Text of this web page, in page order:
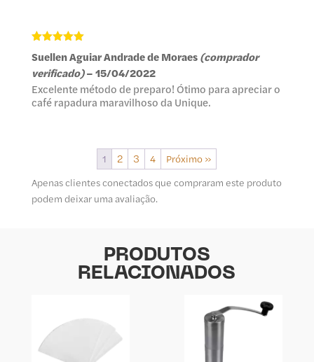
de 5
Suellen Aguiar Andrade de Moraes(comprador
verificado) –15/04/2022
Excelente método de preparo! Ótimo para apreciar o
café rapadura maravilhoso da Unique.
1 2 3 4
Próximo »
Apenas clientes conectados que compraram este produto
podem deixar uma avaliação.
PRODUTOS
RELACIONADOS